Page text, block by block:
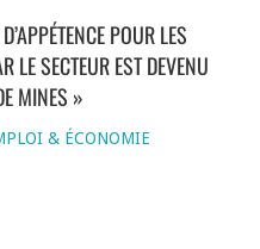
POUR LES
LE SECTEUR EST DEVENU
MINES »
& ÉCONOMIE